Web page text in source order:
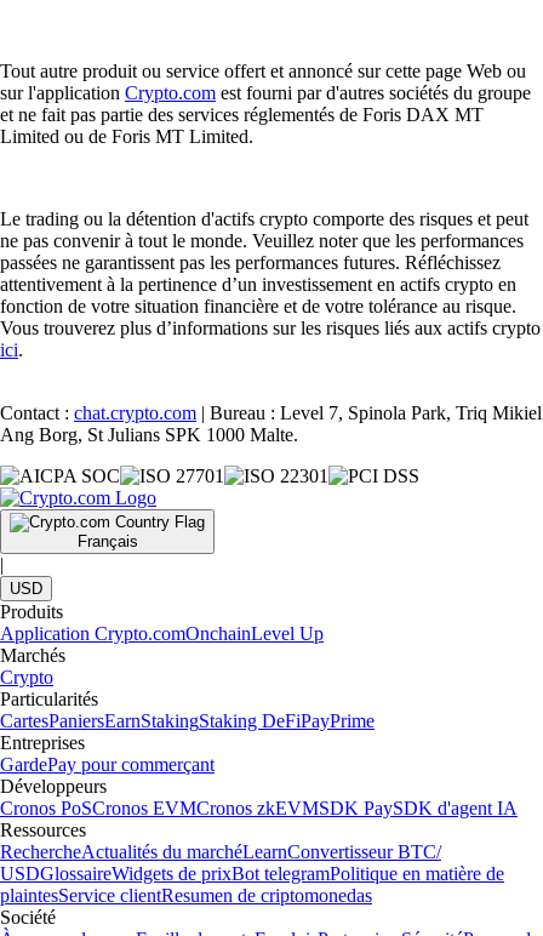
Tout autre produit ou service offert et annoncé sur cette page Web ou
sur l'application Crypto.com est fourni par d'autres sociétés du groupe
et ne fait pas partie des services réglementés de Foris DAX MT
Limited ou de Foris MT Limited.
Le trading ou la détention d'actifs crypto comporte des risques et peut
ne pas convenir à tout le monde. Veuillez noter que les performances
passées ne garantissent pas les performances futures. Réfléchissez
attentivement à la pertinence d’un investissement en actifs crypto en
fonction de votre situation financière et de votre tolérance au risque.
Vous trouverez plus d’informations sur les risques liés aux actifs crypto
ici.
Contact : chat.crypto.com | Bureau : Level 7, Spinola Park, Triq Mikiel
Ang Borg, St Julians SPK 1000 Malte.
Français
|
USD
Produits
Application Crypto.comOnchainLevel Up
Marchés
Crypto
Particularités
CartesPaniersEarnStakingStaking DeFiPayPrime
Entreprises
GardePay pour commerçant
Développeurs
Cronos PoSCronos EVMCronos zkEVMSDK PaySDK d'agent IA
Ressources
RechercheActualités du marchéLearnConvertisseur BTC/
USDGlossaireWidgets de prixBot telegramPolitique en matière de
plaintesService clientResumen de criptomonedas
Société